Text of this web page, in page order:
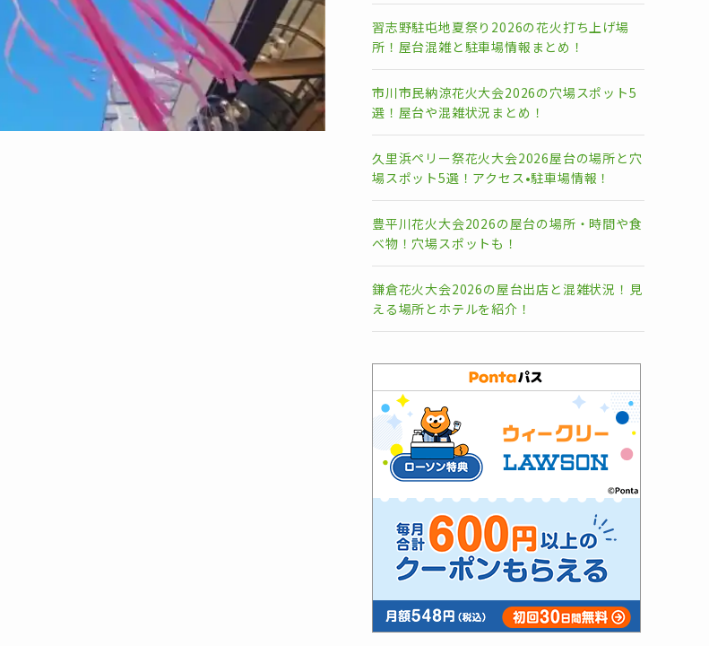
習志野駐屯地夏祭り2026の花火打ち上げ場
所！屋台混雑と駐車場情報まとめ！
市川市民納涼花火大会2026の穴場スポット5
選！屋台や混雑状況まとめ！
久里浜ペリー祭花火大会2026屋台の場所と穴
場スポット5選！アクセス•駐車場情報！
豊平川花火大会2026の屋台の場所・時間や食
べ物！穴場スポットも！
鎌倉花火大会2026の屋台出店と混雑状況！見
える場所とホテルを紹介！